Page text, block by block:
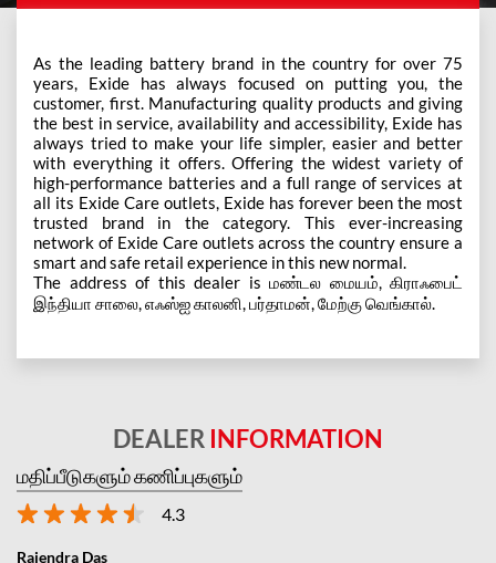
As the leading battery brand in the country for over 75
years, Exide has always focused on putting you, the
customer, first. Manufacturing quality products and giving
the best in service, availability and accessibility, Exide has
always tried to make your life simpler, easier and better
with everything it offers. Offering the widest variety of
high-performance batteries and a full range of services at
all its Exide Care outlets, Exide has forever been the most
trusted brand in the category. This ever-increasing
network of Exide Care outlets across the country ensure a
smart and safe retail experience in this new normal.
The address of this dealer is மண்டல மையம், கிராஃபைட்
இந்தியா சாலை, எஃஸ்ஐ காலனி, பர்தாமன், மேற்கு வெங்கால்.
DEALER INFORMATION
மதிப்பீடுகளும் கணிப்புகளும்
4.3
Rajendra Das